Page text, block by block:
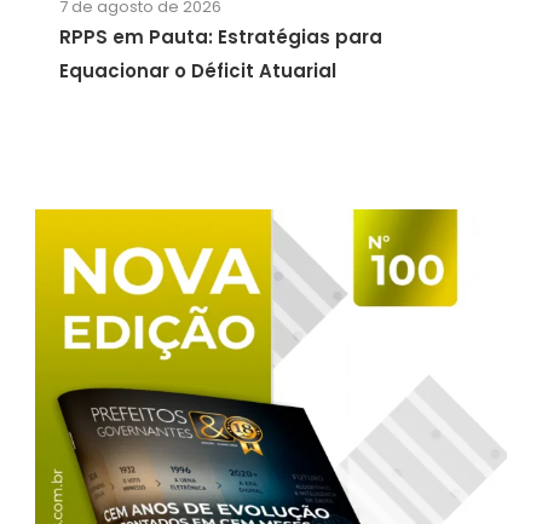
7 de agosto de 2026
RPPS em Pauta: Estratégias para
Equacionar o Déficit Atuarial